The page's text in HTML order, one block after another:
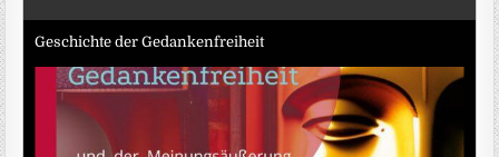
Geschichte der Gedankenfreiheit